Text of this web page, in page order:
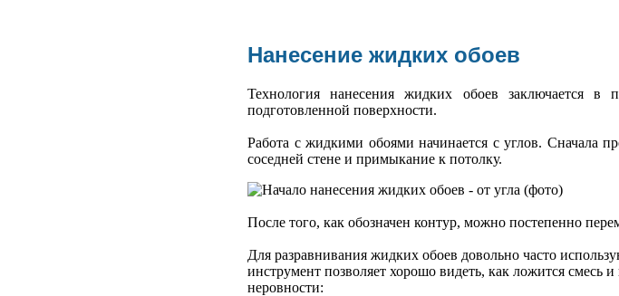
Нанесение жидких обоев
Технология нанесения жидких обоев заключается в
подготовленной поверхности.
Работа с жидкими обоями начинается с углов. Сначала
соседней стене и примыкание к потолку.
После того, как обозначен контур, можно постепенно
Для разравнивания жидких обоев довольно часто
инструмент позволяет хорошо видеть, как ложится смесь
неровности: